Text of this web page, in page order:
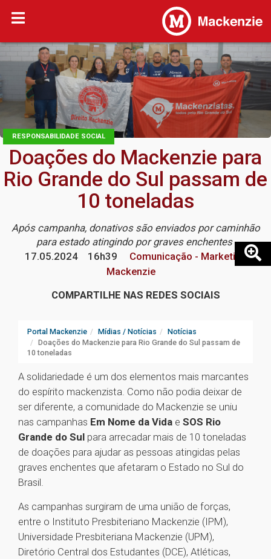
RESPONSABILIDADE SOCIAL
Doações do Mackenzie para
Rio Grande do Sul passam de
10 toneladas
Após campanha, donativos são enviados por caminhão
para estado atingindo por graves enchentes
17.05.2024
16h39
Comunicação - Marketing
Mackenzie
COMPARTILHE NAS REDES SOCIAIS
Portal Mackenzie Mídias / Notícias
Notícias
Doações do Mackenzie para Rio Grande do Sul passam de
10 toneladas
A solidariedade é um dos elementos mais marcantes
do espírito mackenzista. Como não podia deixar de
ser diferente, a comunidade do Mackenzie se uniu
nas campanhas Em Nome da Vida e SOS Rio
Grande do Sul para arrecadar mais de 10 toneladas
de doações para ajudar as pessoas atingidas pelas
graves enchentes que afetaram o Estado no Sul do
Brasil.
As campanhas surgiram de uma união de forças,
entre o Instituto Presbiteriano Mackenzie (IPM),
Universidade Presbiteriana Mackenzie (UPM),
Diretório Central dos Estudantes (DCE), Atléticas,